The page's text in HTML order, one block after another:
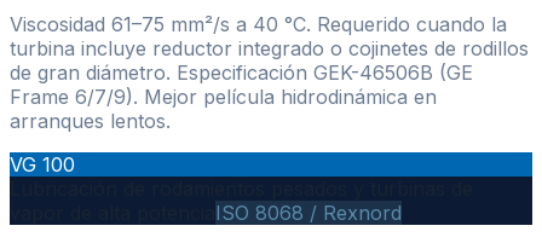
Viscosidad 61–75 mm²/s a 40 °C. Requerido cuando la
turbina incluye reductor integrado o cojinetes de rodillos
de gran diámetro. Especificación GEK-46506B (GE
Frame 6/7/9). Mejor película hidrodinámica en
arranques lentos.
VG 100
ISO 8068 / Rexnord